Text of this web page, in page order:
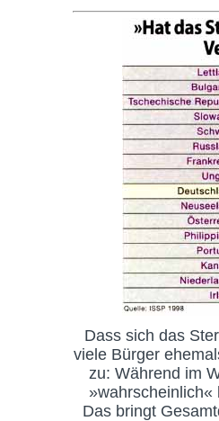
Dass sich das
viele Bürger
zu: Während im
Das bringt